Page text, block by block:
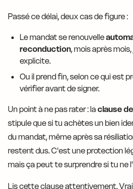
Passé ce délai, deux cas de figure :
Le mandat se renouvelle
reconduction, mois après
explicite.
Ou il prend fin, selon ce qui est
vérifier avant de signer.
Un point à ne pas rater : la clause
stipule que si tu achètes un bien
du mandat, même après sa
restent dus. C'est une protection
mais ça peut te surprendre si tu ne
Lis cette clause attentivement.